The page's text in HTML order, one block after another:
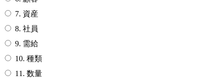
7. 資産
8. 社員
9. 需給
10. 種類
11. 数量